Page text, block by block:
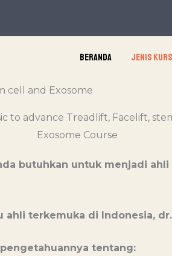
Beranda Jenis
cell and Exosome
butuhkan untuk menjadi
ahli terkemuka di Indonesia,
tentang: